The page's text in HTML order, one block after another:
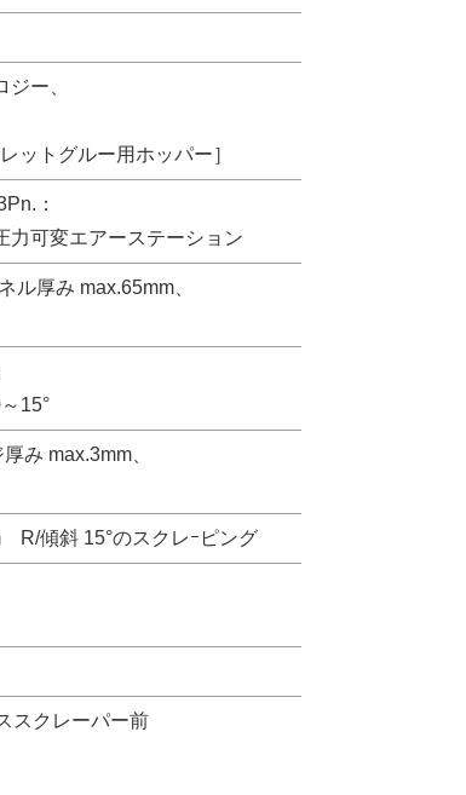
ー、
ットグルー用ホッパー］
：
力可変エアーステーション
ル厚み max.65mm、
15°
み max.3mm、
R/傾斜 15°のスクレｰピング
スクレーパー前